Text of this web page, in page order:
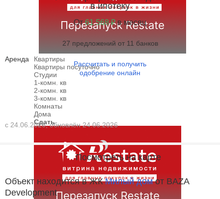
Аренда
Квартиры
Квартиры посуточно
Студии
1-комн. кв
2-комн. кв
3-комн. кв
Комнаты
Дома
Сдать
в ипотеку
От61 568 ₽в месяц
27 предложений от 11 банков
Рассчитать и получить
одобрение онлайн
с 24.06.2026, обновлён 24.06.2026
Посмотреть на карте
Объект находится в ЖКМилый домот BAZA
Development